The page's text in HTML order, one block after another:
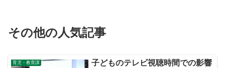
その他の人気記事
育児・教育課
子どものテレビ視聴時間での影響